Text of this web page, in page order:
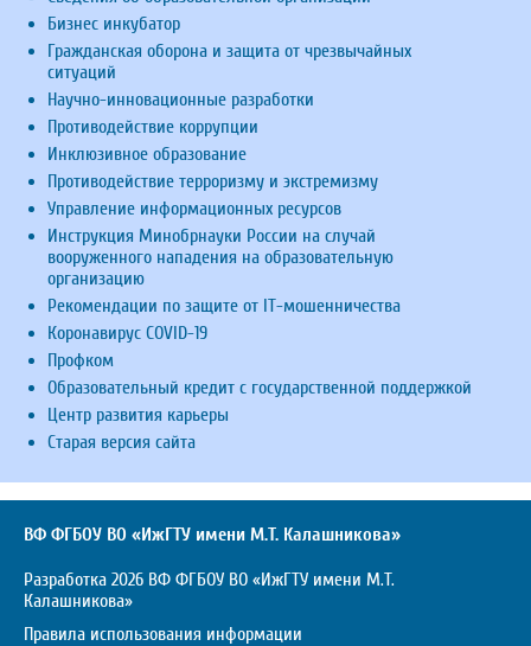
Бизнес инкубатор
Гражданская оборона и защита от чрезвычайных
ситуаций
Научно-инновационные разработки
Противодействие коррупции
Инклюзивное образование
Противодействие терроризму и экстремизму
Управление информационных ресурсов
Инструкция Минобрнауки России на случай
вооруженного нападения на образовательную
организацию
Рекомендации по защите от IT-мошенничества
Коронавирус COVID-19
Профком
Образовательный кредит с государственной поддержкой
Центр развития карьеры
Старая версия сайта
ВФ ФГБОУ ВО «ИжГТУ имени М.Т. Калашникова»
Разработка 2026 ВФ ФГБОУ ВО «ИжГТУ имени М.Т.
Калашникова»
Правила использования информации